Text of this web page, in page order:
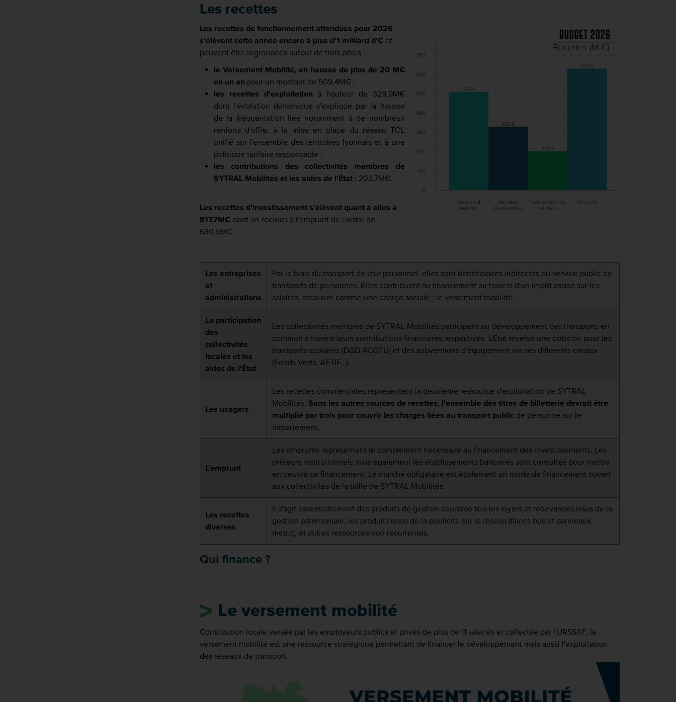
Les recettes
Les recettes de fonctionnement attendues pour 2026
s'élèvent cette année encore à plus d'1 milliard d'€ et
peuvent être regroupées autour de trois pôles :
le Versement Mobilité, en hausse de plus de 20 M€
en un an pour un montant de 509,4M€ ;
les recettes d'exploitation à hauteur de 329,9M€
dont l'évolution dynamique s'explique par la hausse
de la fréquentation liée notamment à de nombreux
renforts d'offre, à la mise en place du réseau TCL
unifié sur l'ensemble des territoires lyonnais et à une
politique tarifaire responsable ;
les contributions des collectivités membres de
SYTRAL Mobilités et les aides de l'État : 202,7M€.
Les recettes d'investissement s'élèvent quant à elles à
817,7M€ dont un recours à l'emprunt de l'ordre de
630,5M€.
Qui finance ?
Les entreprises
et
administrations
Par le biais du transport de leur personnel, elles sont bénéficiaires indirectes du service public de
transports de personnes. Elles contribuent au financement au travers d'un impôt assise sur les
salaires, recouvré comme une charge sociale : le versement mobilité.
La participation
des
collectivités
locales et les
aides de l'État
Les collectivités membres de SYTRAL Mobilités participent au développement des transports en
commun à travers leurs contributions financières respectives. L'Etat reverse une dotation pour les
transports scolaires (DGD ACOTU) et des subventions d'équipement via ses différents canaux
(Fonds Verts, AFTIF…).
Les usagers
Les recettes commerciales représentent la deuxième ressource d'exploitation de SYTRAL
Mobilités. Sans les autres sources de recettes, l'ensemble des titres de billetterie devrait être
multiplié par trois pour couvrir les charges liées au transport public de personne sur le
département.
L'emprunt
Les emprunts représentent le complément nécessaire au financement des investissements. Les
prêteurs institutionnels mais également les établissements bancaires sont consultés pour mettre
en oeuvre ce financement. Le marché obligataire est également un mode de financement ouvert
aux collectivités de la taille de SYTRAL Mobilités.
Les recettes
diverses
Il s'agit essentiellement des produits de gestion courante tels les loyers et redevances issus de la
gestion patrimoniale, les produits issus de la publicité sur le réseau (flancs bus et panneaux
métro), et autres ressources non récurrentes.
Le versement mobilité
Contribution locale versée par les employeurs publics et privés de plus de 11 salariés et collectée par l'URSSAF, le
versement mobilité est une ressource stratégique permettant de financer le développement mais aussi l'exploitation
des réseaux de transport.